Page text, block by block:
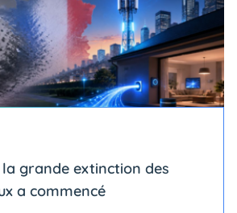
la grande extinction des
a commencé